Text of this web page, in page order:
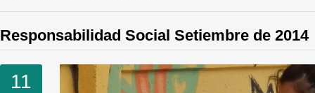
Responsabilidad Social Setiembre de 2014
11